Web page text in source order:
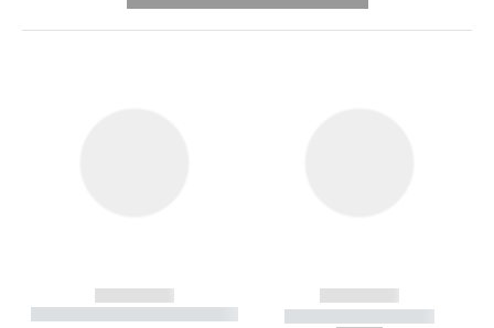
------------
----------- ----------- --------
------------
----------- -----------